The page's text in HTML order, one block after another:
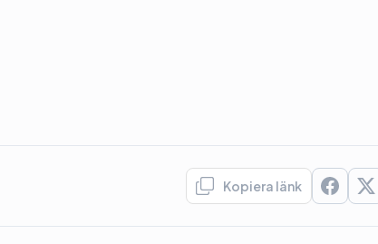
Kopiera länk